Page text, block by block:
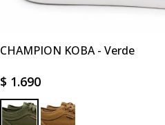
CHAMPION KOBA - Verde
$ 1.690